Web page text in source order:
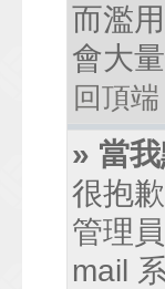
而濫
會大
回頂端
» 當
很抱
管理
mail